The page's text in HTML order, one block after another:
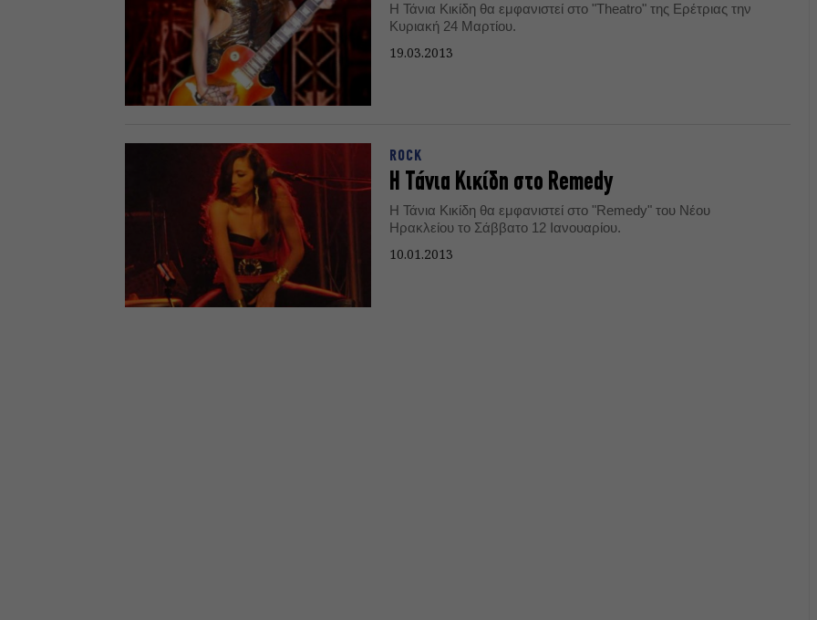
Η Τάνια Κικίδη θα εμφανιστεί στο "Theatro" της Ερέτριας την
Κυριακή 24 Μαρτίου.
19.03.2013
ROCK
Η Τάνια Κικίδη στο Remedy
Η Τάνια Κικίδη θα εμφανιστεί στο "Remedy" του Νέου
Ηρακλείου το Σάββατο 12 Ιανουαρίου.
10.01.2013